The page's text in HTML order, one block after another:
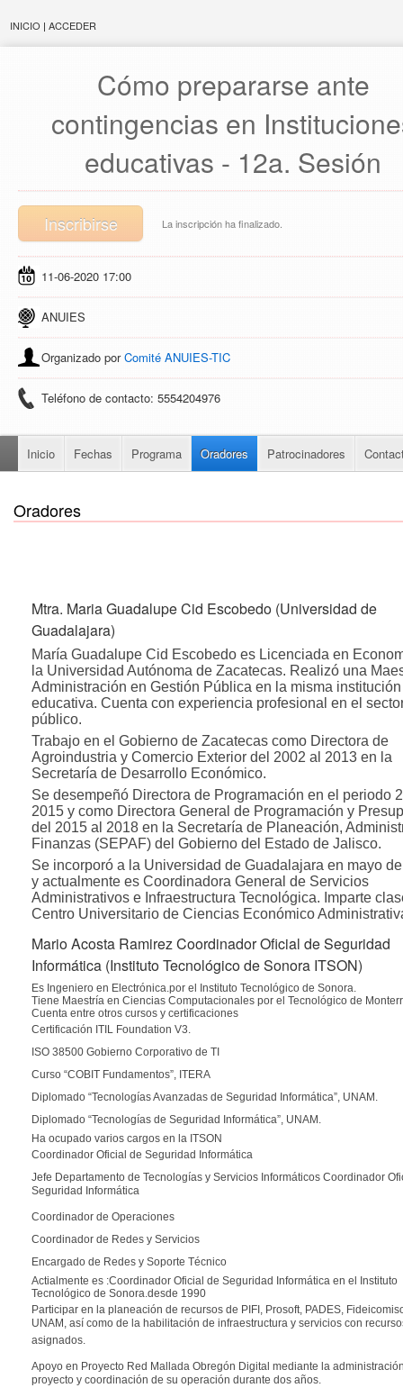
INICIO | ACCEDER
Cómo prepararse ante
contingencias en
educativas - 12a. Sesión
La inscripción ha finalizado.
Inscribirse
11-06-2020 17:00
ANUIES
Organizado porComité ANUIES-TIC
Teléfono de contacto: 5554204976
Inicio Fechas Programa Oradores Patrocinadores
Oradores
Mtra. Maria Guadalupe Cid Escobedo (Universidad de
Guadalajara)
María Guadalupe Cid Escobedo es Licenciada en
la Universidad Autónoma de Zacatecas. Realizó una
Administración en Gestión Pública en la misma institución
educativa. Cuenta con experiencia profesional en el
público.
Trabajo en el Gobierno de Zacatecas como Directora de
Agroindustria y Comercio Exterior del 2002 al 2013 en la
Secretaría de Desarrollo Económico.
Se desempeñó Directora de Programación en el periodo
2015 y como Directora General de Programación y
del 2015 al 2018 en la Secretaría de Planeación,
Finanzas (SEPAF) del Gobierno del Estado de Jalisco.
Se incorporó a la Universidad de Guadalajara en mayo
y actualmente es Coordinadora General de Servicios
Administrativos e Infraestructura Tecnológica. Imparte
Centro Universitario de Ciencias Económico
Mario Acosta Ramirez Coordinador Oficial de Seguridad
Informática (Instituto Tecnológico de Sonora ITSON)
Es Ingeniero en Electrónica.por el Instituto Tecnológico de Sonora.
Tiene Maestría en Ciencias Computacionales por el Tecnológico de
Cuenta entre otros cursos y certificaciones
Certificación ITIL Foundation V3.
ISO 38500 Gobierno Corporativo de TI
Curso “COBIT Fundamentos”, ITERA
Diplomado “Tecnologías Avanzadas de Seguridad Informática”, UNAM.
Diplomado “Tecnologías de Seguridad Informática”, UNAM.
Ha ocupado varios cargos en la ITSON
Coordinador Oficial de Seguridad Informática
Jefe Departamento de Tecnologías y Servicios Informáticos Coordinador
Seguridad Informática
Coordinador de Operaciones
Coordinador de Redes y Servicios
Encargado de Redes y Soporte Técnico
Actialmente es :Coordinador Oficial de Seguridad Informática en el Instituto
Tecnológico de Sonora.desde 1990
Participar en la planeación de recursos de PIFI, Prosoft, PADES,
UNAM, así como de la habilitación de infraestructura y servicios con
asignados.
Apoyo en Proyecto Red Mallada Obregón Digital mediante la
proyecto y coordinación de su operación durante dos años.